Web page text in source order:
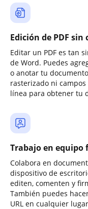
Edición de PDF
Editar un PDF es tan
de Word. Puedes
o anotar tu
rasterizado ni
línea para obtener tu
Trabajo en equipo
Colabora en
dispositivo de
editen, comenten y
También puedes
URL en cualquier